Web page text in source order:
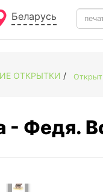
Беларусь
ОТКРЫТКИ /
- Федя.